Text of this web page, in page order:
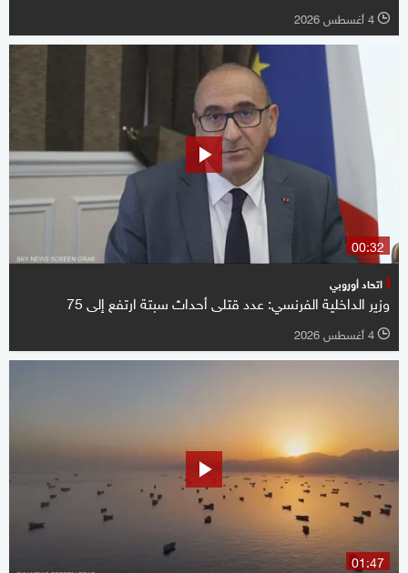
l 4 أغسطس 2026
00:32
اتحاد أوروبي
وزير الداخلية الفرنسي: عدد قتلى أحداث سبتة ارتفع ‌إلى 75
l 4 أغسطس 2026
01:47